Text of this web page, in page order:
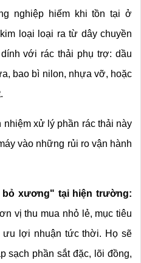
nghiệp hiếm khi tồn tại ở
loại loại ra từ dây chuyền
với rác thải phụ trợ: dầu
bao bì nilon, nhựa vỡ, hoặc
xử lý phần rác thải này
vào những rủi ro vận hành
xương" tại hiện trường:
vị thu mua nhỏ lẻ, mục tiêu
ưu lợi nhuận tức thời. Họ sẽ
sạch phần sắt đặc, lõi đồng,